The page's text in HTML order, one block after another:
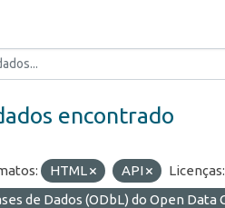
encontrado
HTML API
Licenças:
de Dados (ODbL) do Open Data